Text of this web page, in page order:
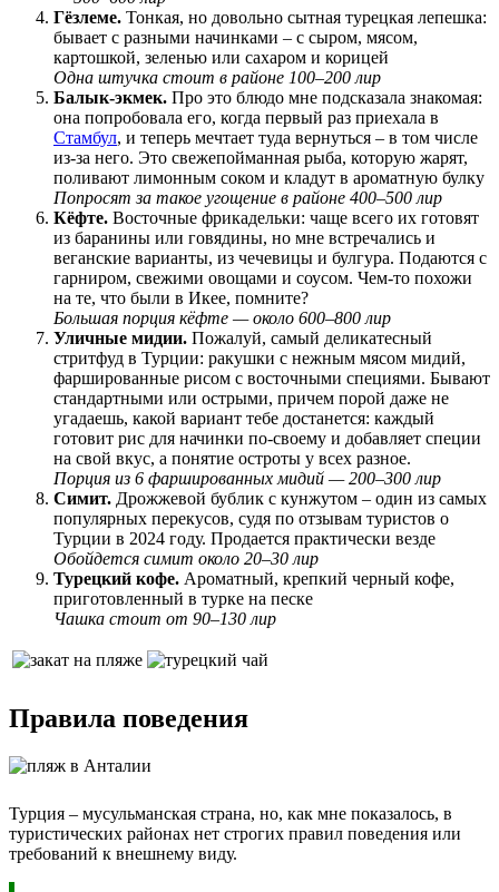
Гёзлеме. Тонкая, но довольно сытная турецкая лепешка:
бывает с разными начинками – с сыром, мясом,
картошкой, зеленью или сахаром и корицей
Одна штучка стоит в районе 100–200 лир
Балык-экмек. Про это блюдо мне подсказала знакомая:
она попробовала его, когда первый раз приехала в
Стамбул, и теперь мечтает туда вернуться – в том числе
из-за него. Это свежепойманная рыба, которую жарят,
поливают лимонным соком и кладут в ароматную булку
Попросят за такое угощение в районе 400–500 лир
Кёфте. Восточные фрикадельки: чаще всего их готовят
из баранины или говядины, но мне встречались и
веганские варианты, из чечевицы и булгура. Подаются с
гарниром, свежими овощами и соусом. Чем-то похожи
на те, что были в Икее, помните?
Большая порция кёфте — около 600–800 лир
Уличные мидии. Пожалуй, самый деликатесный
стритфуд в Турции: ракушки с нежным мясом мидий,
фаршированные рисом с восточными специями. Бывают
стандартными или острыми, причем порой даже не
угадаешь, какой вариант тебе достанется: каждый
готовит рис для начинки по-своему и добавляет специи
на свой вкус, а понятие остроты у всех разное.
Порция из 6 фаршированных мидий — 200–300 лир
Симит. Дрожжевой бублик с кунжутом – один из самых
популярных перекусов, судя по отзывам туристов о
Турции в 2024 году. Продается практически везде
Обойдется симит около 20–30 лир
Турецкий кофе. Ароматный, крепкий черный кофе,
приготовленный в турке на песке
Чашка стоит от 90–130 лир
Правила поведения
Турция – мусульманская страна, но, как мне показалось, в
туристических районах нет строгих правил поведения или
требований к внешнему виду.